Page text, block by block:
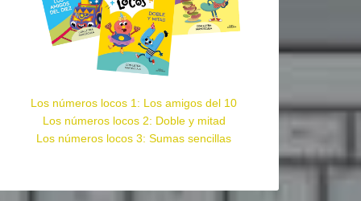
Los números locos 1: Los amigos del 10
Los números locos 2: Doble y mitad
Los números locos 3: Sumas sencillas